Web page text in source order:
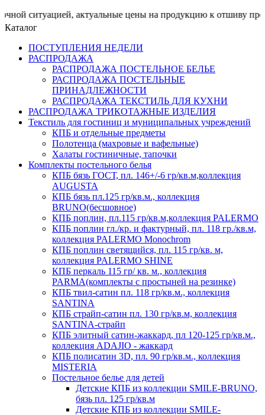
актуальные цены на продукцию к отшиву
Каталог
ПОСТУПЛЕНИЯ НЕДЕЛИ
РАСПРОДАЖА
РАСПРОДАЖА ПОСТЕЛЬНОЕ БЕЛЬЕ
РАСПРОДАЖА ПОСТЕЛЬНЫЕ
ПРИНАДЛЕЖНОСТИ
РАСПРОДАЖА ТЕКСТИЛЬ ДЛЯ КУХНИ
РАСПРОДАЖА ТРИКОТАЖНЫЕ ИЗДЕЛИЯ
Текстиль для гостиниц и муниципальных учреждений
КПБ и отдельные предметы
Полотенца (махровые и вафельные)
Халаты гостиничные, тапочки
Комплекты постельного белья
КПБ бязь ГОСТ, пл. 146+/-6 гр/кв.м,коллекция
AUGUSTA
КПБ бязь пл.125 гр/кв.м., коллекция
BRUNO(бесшовное)
КПБ поплин, пл.115 гр/кв.м,коллекция PALERMO
КПБ поплин гл./кр. и фактурный, пл. 118 гр./кв.м,
коллекция PALERMO Monochrom
КПБ поплин светящийся, пл. 115 гр/кв. м,
коллекция PALERMO SHINE
КПБ перкаль 115 гр/ кв. м., коллекция
PARMA(комплекты с простыней на резинке)
КПБ твил-сатин пл. 118 гр/кв.м., коллекция
SANTINA
КПБ страйп-сатин пл. 130 гр/кв.м, коллекция
SANTINA-страйп
КПБ элитный сатин-жаккард, пл 120-125 гр/кв.м.,
коллекция ADAJIO - жаккард
КПБ полисатин 3D, пл. 90 гр/кв.м., коллекция
MISTERIA
Постельное белье для детей
Детские КПБ из коллекции SMILE-BRUNO,
бязь пл. 125 гр/кв.м
Детские КПБ из коллекции SMILE-